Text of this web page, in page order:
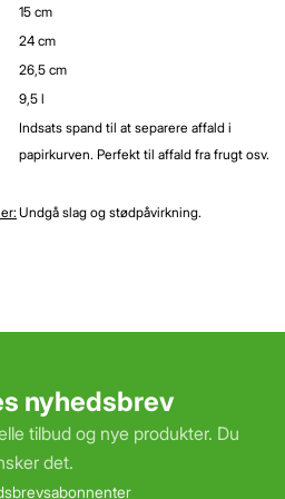
15 cm
24 cm
26,5 cm
9,5 l
Indsats spand til at separere affald i
papirkurven. Perfekt til affald fra frugt osv.
Undgå slag og stødpåvirkning.
nyhedsbrev
tilbud og nye produkter. Du
det.